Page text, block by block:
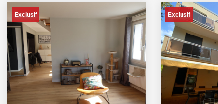
Exclusif Exclusif